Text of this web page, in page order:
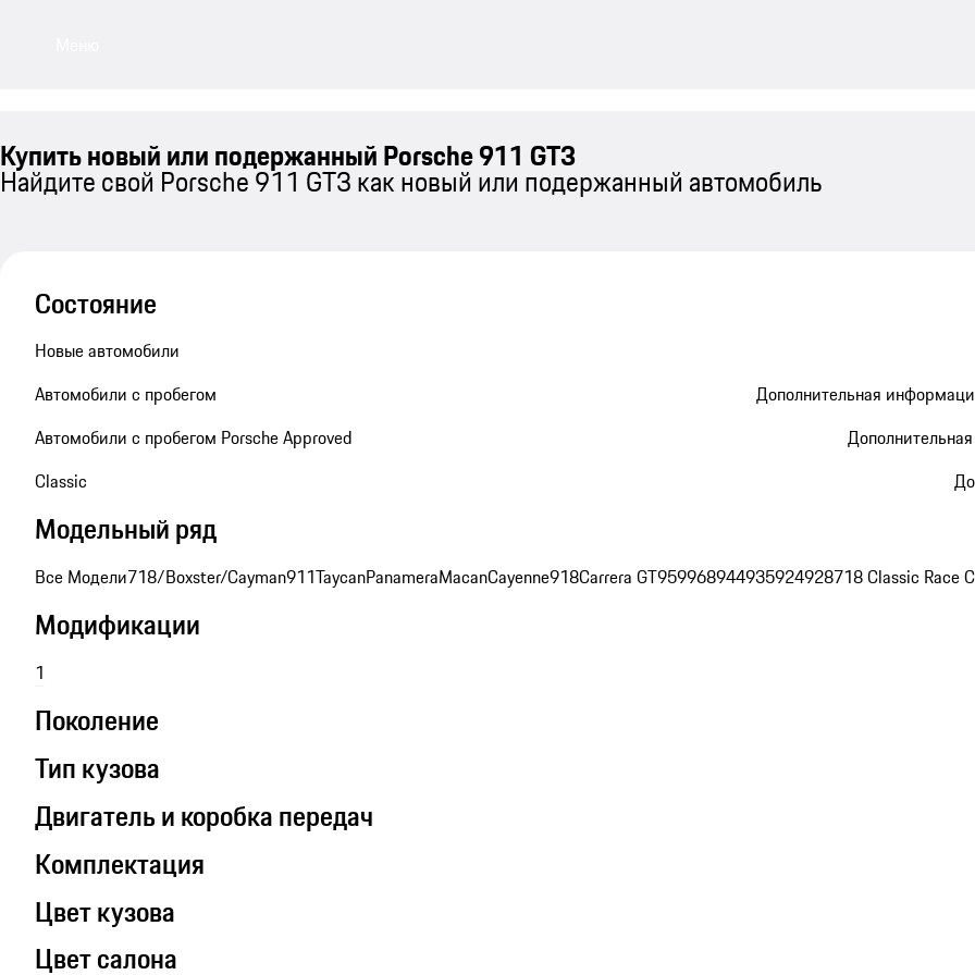
Купить новый или подержанный Porsche 911 GT3
Найдите свой Porsche 911 GT3 как новый или подержанный автомобиль
Состояние
Новые автомобили
Автомобили с пробегом
Дополнительная
Автомобили с пробегом Porsche Approved
Classic
Модельный ряд
Все Модели718/Boxster/Cayman911TaycanPanameraMacanCayenne918Carrera GT959968944935924928718 Classic Race
Модификации
1
Поколение
Тип кузова
Двигатель и коробка передач
Комплектация
Цвет кузова
Цвет салона